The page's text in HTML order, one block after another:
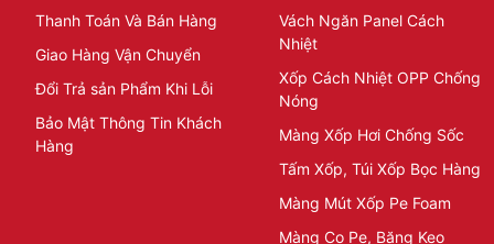
Thanh Toán Và Bán Hàng
Giao Hàng Vận Chuyển
Đổi Trả sản Phẩm Khi Lỗi
Bảo Mật Thông Tin Khách
Hàng
Vách Ngăn Panel Cách
Nhiệt
Xốp Cách Nhiệt OPP Chống
Nóng
Màng Xốp Hơi Chống Sốc
Tấm Xốp, Túi Xốp Bọc Hàng
Màng Mút Xốp Pe Foam
Màng Co Pe, Băng Keo